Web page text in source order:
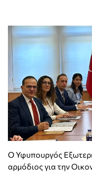
Ο Υφυπουργός
αρμόδιος για την